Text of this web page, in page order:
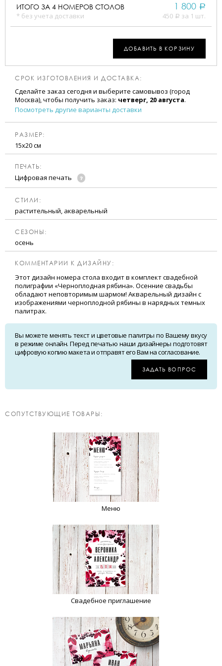
ИТОГО ЗА 4 НОМЕРОВ СТОЛОВ
* без учета доставки
1 800 a
450 a за 1 шт.
ДОБАВИТЬ В КОРЗИНУ
СРОК ИЗГОТОВЛЕНИЯ И ДОСТАВКА:
Сделайте заказ сегодня и выберите самовывоз (город
Москва), чтобы получить заказ: четверг, 20 августа.
Посмотреть другие варианты доставки
РАЗМЕР:
15х20 см
ПЕЧАТЬ:
Цифровая печать
CТИЛИ:
растительный, акварельный
CЕЗОНЫ:
осень
КОММЕНТАРИИ К ДИЗАЙНУ:
Этот дизайн номера стола входит в комплект свадебной
полиграфии «Черноплодная рябина». Осенние свадьбы
обладают неповторимым шармом! Акварельный дизайн с
изображениями черноплодной рябины в нарядных темных
палитрах.
Вы можете менять текст и цветовые палитры по Вашему вкусу
в режиме онлайн. Перед печатью наши дизайнеры подготовят
цифровую копию макета и отправят его Вам на согласование.
ЗАДАТЬ ВОПРОС
CОПУТСТВУЮЩИЕ ТОВАРЫ:
Меню
Свадебное приглашение